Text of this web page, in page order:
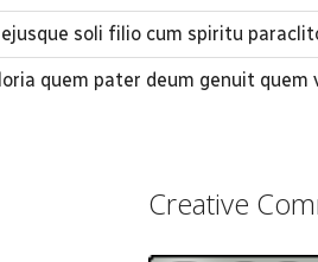
soli filio cum spiritu
quem pater deum genuit
Creative